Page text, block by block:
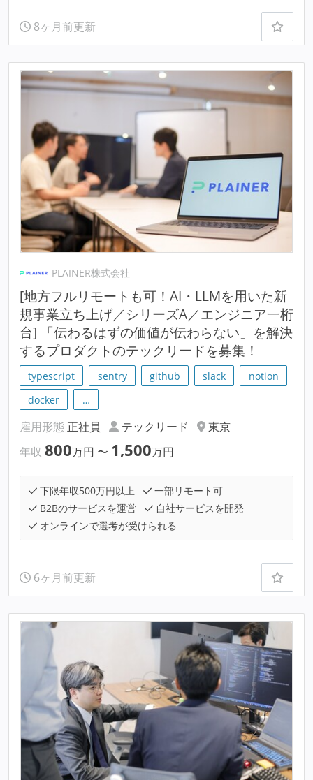
8ヶ月前更新
PLAINER株式会社
[地方フルリモートも可！AI・LLMを用いた新
規事業立ち上げ／シリーズA／エンジニア一桁
台] 「伝わるはずの価値が伝わらない」を解決
するプロダクトのテックリードを募集！
typescript sentry github slack
notion
docker
…
雇用形態 正社員 テックリード
東京
年収 800万円 〜 1,500万円
下限年収500万円以上
一部リモート可
B2Bのサービスを運営
自社サービスを開発
オンラインで選考が受けられる
6ヶ月前更新